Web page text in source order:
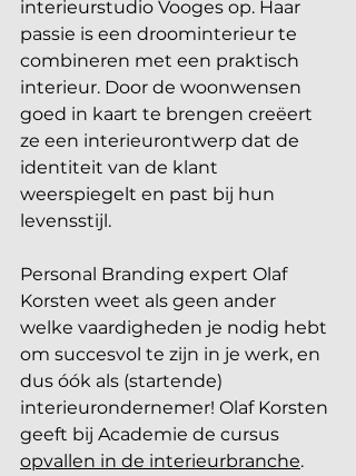
interieurstudio Vooges op. Haar
passie is een droominterieur te
combineren met een praktisch
interieur. Door de woonwensen
goed in kaart te brengen creëert
ze een interieurontwerp dat de
identiteit van de klant
weerspiegelt en past bij hun
levensstijl.
Personal Branding expert Olaf
Korsten weet als geen ander
welke vaardigheden je nodig hebt
om succesvol te zijn in je werk, en
dus óók als (startende)
interieurondernemer! Olaf Korsten
geeft bij Academie de cursus
opvallen in de interieurbranche.